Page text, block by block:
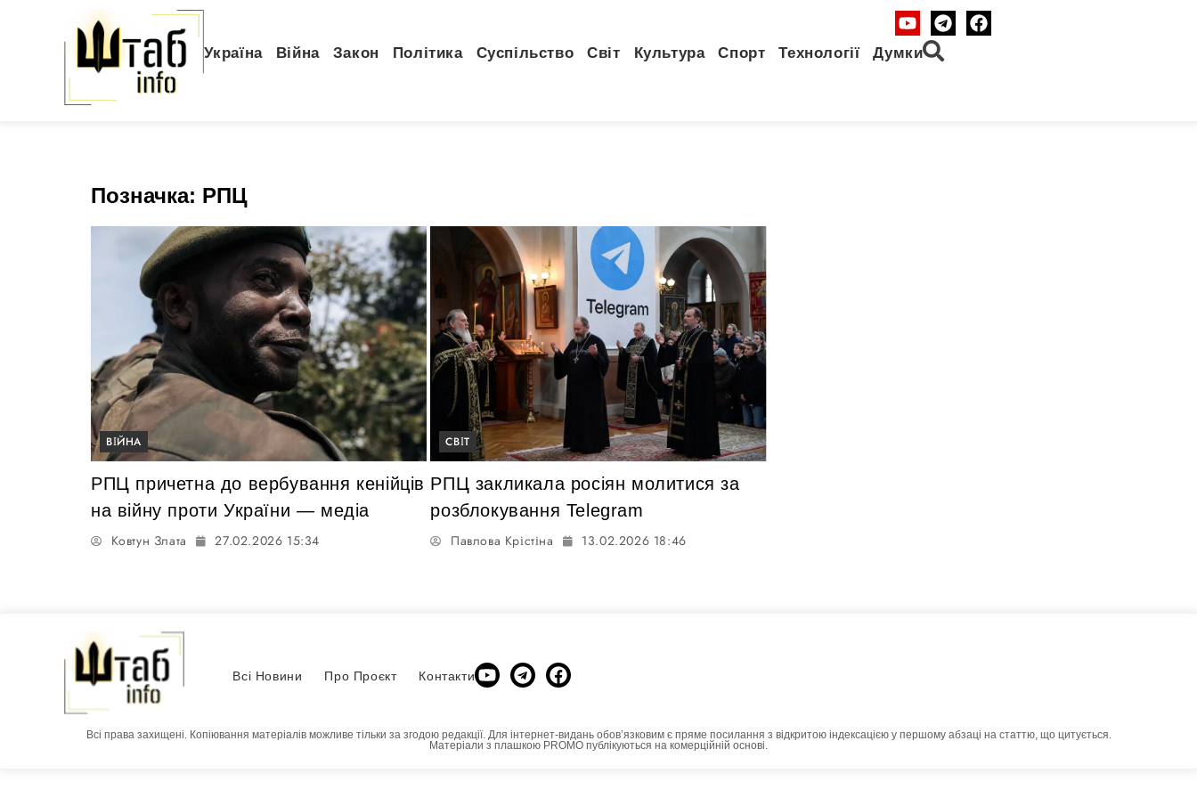
Україна Війна Закон Політика Суспільство Світ Культура Спорт Технології Думки
Позначка: РПЦ
ВІЙНА
РПЦ причетна до вербування кенійців
на війну проти України — медіа
Ковтун Злата 27.02.2026 15:34
СВІТ
РПЦ закликала росіян молитися за
pозблокування Telegram
Павлова Крістіна 13.02.2026 18:46
Всі Новини Про Проєкт Контакти
Всі права захищені. Копіювання матеріалів можливе тільки за згодою редакції. Для інтернет-видань обовʼязковим є пряме посилання з відкритою індексацією у першому абзаці на статтю, що цитується.
Матеріали з плашкою PROMO публікуються на комерційній основі.